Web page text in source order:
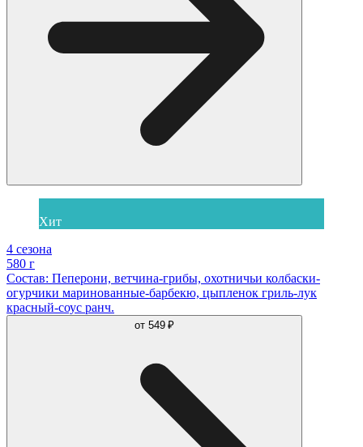
Хит
4 сезона
580 г
Состав: Пеперони, ветчина-грибы, охотничьи колбаски-
огурчики маринованные-барбекю, цыпленок гриль-лук
красный-соус ранч.
от 549 ₽